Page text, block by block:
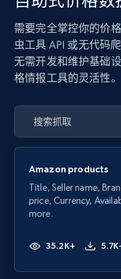
需要完全掌控你的价
虫工具 API 或无代码
无需开发和维护基础
格情报工具的灵活性。
Amazon products
Title, Seller name,
price, Currency,
more.
35.2K+